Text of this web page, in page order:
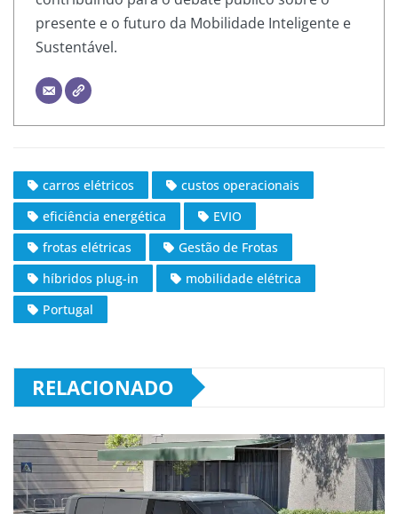
presente e o futuro da Mobilidade Inteligente e
Sustentável.
carros elétricos
custos operacionais
eficiência energética
EVIO
frotas elétricas
Gestão de Frotas
híbridos plug-in
mobilidade elétrica
Portugal
RELACIONADO